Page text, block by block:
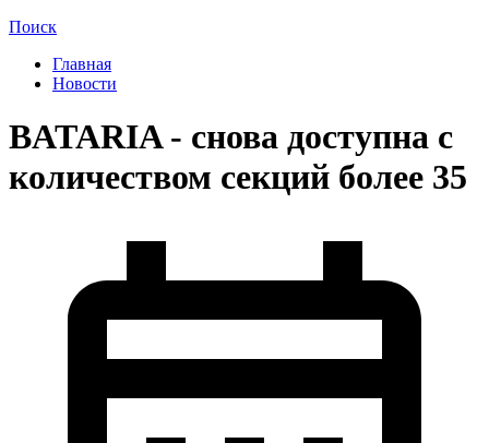
Поиск
Главная
Новости
BATARIA - снова доступна с
количеством секций более 35